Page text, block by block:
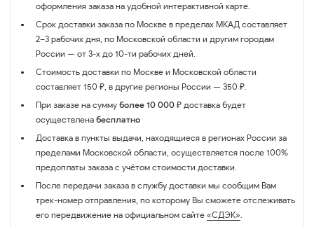
оформления заказа на удобной интерактивной карте.
Срок доставки заказа по Москве в пределах МКАД составляет
2–3 рабочих дня, по Московской области и другим городам
России — от 3-х до 10-ти рабочих дней.
Стоимость доставки по Москве и Московской области
составляет 150 ₽, в другие регионы России — 350 ₽.
При заказе на сумму более 10 000 ₽ доставка будет
осуществлена бесплатно
Доставка в пункты выдачи, находящиеся в регионах России за
пределами Московской области, осуществляется после 100%
предоплаты заказа с учётом стоимости доставки.
После передачи заказа в службу доставки мы сообщим Вам
трек-номер отправления, по которому Вы сможете отслеживать
его передвижение на официальном сайте «СДЭК».